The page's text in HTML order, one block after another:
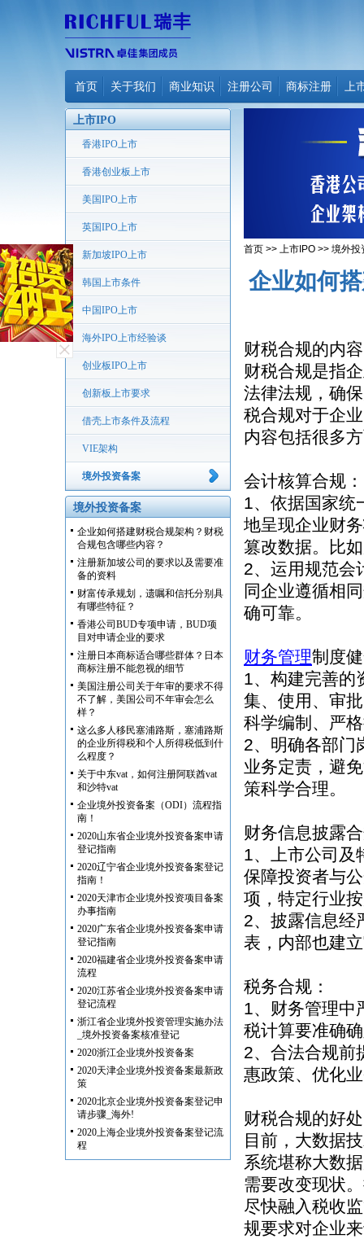
首页 关于我们 商业知识 注册公司 商标注册 上
上市IPO
香港IPO上市
香港创业板上市
美国IPO上市
英国IPO上市
新加坡IPO上市
韩国上市条件
中国IPO上市
海外IPO上市经验谈
创业板IPO上市
创新板上市要求
借壳上市条件及流程
VIE架构
境外投资备案
境外投资备案
企业如何搭建财税合规架构？财税
合规包含哪些内容？
注册新加坡公司的要求以及需要准
备的资料
财富传承规划，遗嘱和信托分别具
有哪些特征？
香港公司BUD专项申请，BUD项
目对申请企业的要求
注册日本商标适合哪些群体？日本
商标注册不能忽视的细节
美国注册公司关于年审的要求不得
不了解，美国公司不年审会怎么
样？
这么多人移民塞浦路斯，塞浦路斯
的企业所得税和个人所得税低到什
么程度？
关于中东vat，如何注册阿联酋vat
和沙特vat
企业境外投资备案（ODI）流程指
南！
2020山东省企业境外投资备案申请
登记指南
2020辽宁省企业境外投资备案登记
指南！
2020天津市企业境外投资项目备案
办事指南
2020广东省企业境外投资备案申请
登记指南
2020福建省企业境外投资备案申请
流程
2020江苏省企业境外投资备案申请
登记流程
浙江省企业境外投资管理实施办法
_境外投资备案核准登记
2020浙江企业境外投资备案
2020天津企业境外投资备案最新政
策
2020北京企业境外投资备案登记申
请步骤_海外!
2020上海企业境外投资备案登记流
程
首页 >> 上市IPO >> 境外投
企业如何
财税合规的内容
财税合规是指
法律法规，确
税合规对于企
内容包括很多
会计核算合规：
1、依据国家统
地呈现企业财
篡改数据。比
2、运用规范会
同企业遵循相
确可靠。
财务管理制度
1、构建完善的
集、使用、审
科学编制、严
2、明确各部门
业务定责，避
策科学合理。
财务信息披露
1、上市公司及
保障投资者与
项，特定行业
2、披露信息经
表，内部也建
税务合规：
1、财务管理中
税计算要准确
2、合法合规前
惠政策、优化
财税合规的好处
目前，大数据
系统堪称大数
需要改变现状
尽快融入税收
规要求对企业